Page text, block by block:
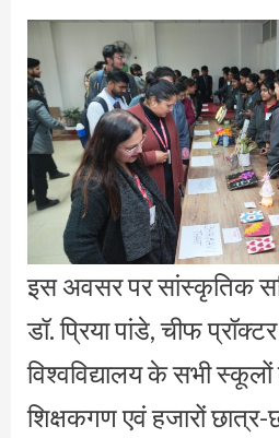
इस अवसर पर सांस्कृतिक
डॉ. प्रिया पांडे, चीफ
विश्वविद्यालय के सभी स्कूलों
शिक्षकगण एवं हजारों छात्र-